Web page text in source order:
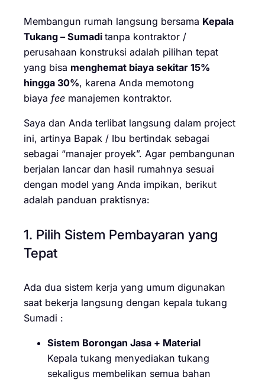
Membangun rumah langsung bersama Kepala
Tukang – Sumadi tanpa kontraktor /
perusahaan konstruksi adalah pilihan tepat
yang bisa menghemat biaya sekitar 15%
hingga 30%, karena Anda memotong
biaya fee manajemen kontraktor.
Saya dan Anda terlibat langsung dalam project
ini, artinya Bapak / Ibu bertindak sebagai
sebagai “manajer proyek”. Agar pembangunan
berjalan lancar dan hasil rumahnya sesuai
dengan model yang Anda impikan, berikut
adalah panduan praktisnya:
1. Pilih Sistem Pembayaran yang
Tepat
Ada dua sistem kerja yang umum digunakan
saat bekerja langsung dengan kepala tukang
Sumadi :
Sistem Borongan Jasa + Material
Kepala tukang menyediakan tukang
sekaligus membelikan semua bahan